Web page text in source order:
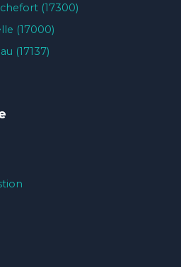
(17300)
(17000)
(17137)